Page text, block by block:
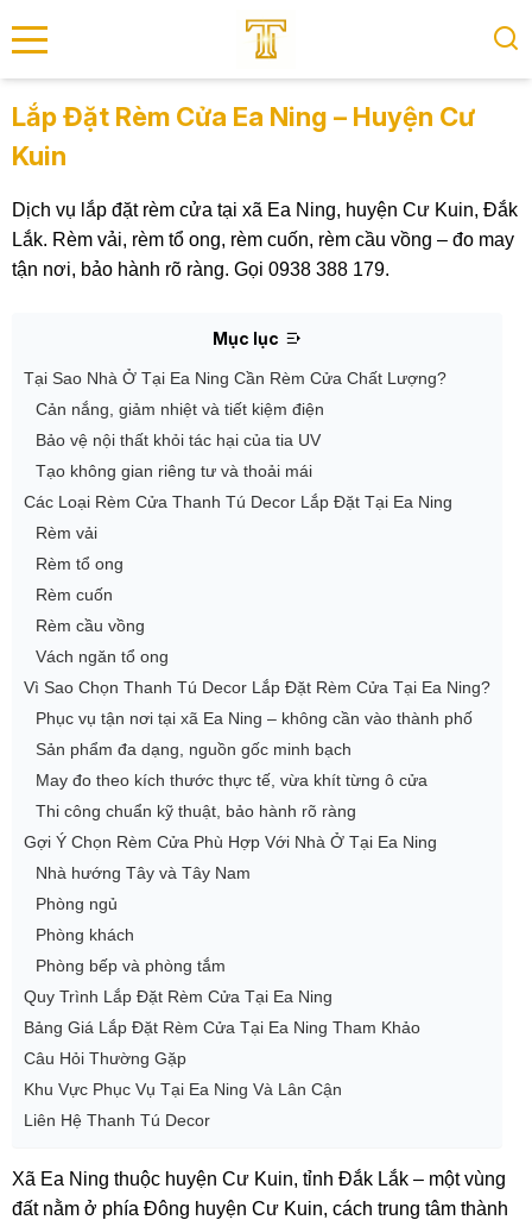
menu
Lắp Đặt Rèm Cửa Ea Ning – Huyện Cư
Kuin
Dịch vụ lắp đặt rèm cửa tại xã Ea Ning, huyện Cư Kuin, Đắk
Lắk. Rèm vải, rèm tổ ong, rèm cuốn, rèm cầu vồng – đo may
tận nơi, bảo hành rõ ràng. Gọi 0938 388 179.
Mục lục
Tại Sao Nhà Ở Tại Ea Ning Cần Rèm Cửa Chất Lượng?
Cản nắng, giảm nhiệt và tiết kiệm điện
Bảo vệ nội thất khỏi tác hại của tia UV
Tạo không gian riêng tư và thoải mái
Các Loại Rèm Cửa Thanh Tú Decor Lắp Đặt Tại Ea Ning
Rèm vải
Rèm tổ ong
Rèm cuốn
Rèm cầu vồng
Vách ngăn tổ ong
Vì Sao Chọn Thanh Tú Decor Lắp Đặt Rèm Cửa Tại Ea Ning?
Phục vụ tận nơi tại xã Ea Ning – không cần vào thành phố
Sản phẩm đa dạng, nguồn gốc minh bạch
May đo theo kích thước thực tế, vừa khít từng ô cửa
Thi công chuẩn kỹ thuật, bảo hành rõ ràng
Gợi Ý Chọn Rèm Cửa Phù Hợp Với Nhà Ở Tại Ea Ning
Nhà hướng Tây và Tây Nam
Phòng ngủ
Phòng khách
Phòng bếp và phòng tắm
Quy Trình Lắp Đặt Rèm Cửa Tại Ea Ning
Bảng Giá Lắp Đặt Rèm Cửa Tại Ea Ning Tham Khảo
Câu Hỏi Thường Gặp
Khu Vực Phục Vụ Tại Ea Ning Và Lân Cận
Liên Hệ Thanh Tú Decor
Xã Ea Ning thuộc huyện Cư Kuin, tỉnh Đắk Lắk – một vùng
đất nằm ở phía Đông huyện Cư Kuin, cách trung tâm thành